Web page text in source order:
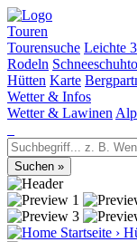
Touren
Tourensuche Leichte
Rodeln
Hütten Karte
Wetter & Infos
Wetter & Lawinen
Startseite ›